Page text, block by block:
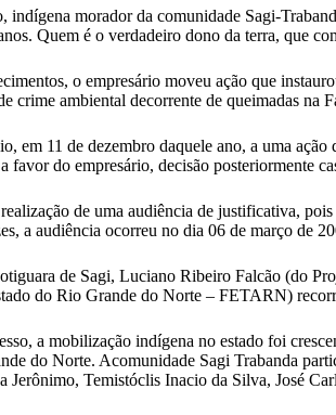
indígena morador da comunidade Sagi-
Quem é o verdadeiro dono da terra, que
o empresário moveu ação que
crime ambiental decorrente de queimadas na
em 11 de dezembro daquele ano, a uma
favor do empresário, decisão posteriormente
de uma audiência de justificativa,
a audiência ocorreu no dia 06 de março de
de Sagi, Luciano Ribeiro Falcão (do
do Rio Grande do Norte – FETARN)
a mobilização indígena no estado foi
do Norte. Acomunidade Sagi Trabanda
Jerônimo, Temistóclis Inacio da Silva, José